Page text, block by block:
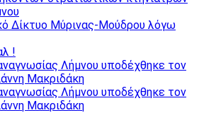
Δίκτυο Μύρινας-Μούδρου λόγω
!
Λήμνου υποδέχθηκε τον
Μακριδάκη
Λήμνου υποδέχθηκε τον
Μακριδάκη